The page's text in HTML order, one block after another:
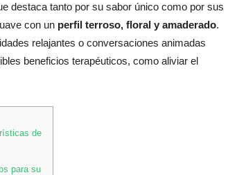
destaca tanto por su sabor único como por sus
con un perfil terroso, floral y amaderado.
relajantes o conversaciones animadas
beneficios terapéuticos, como aliviar el
de
para su